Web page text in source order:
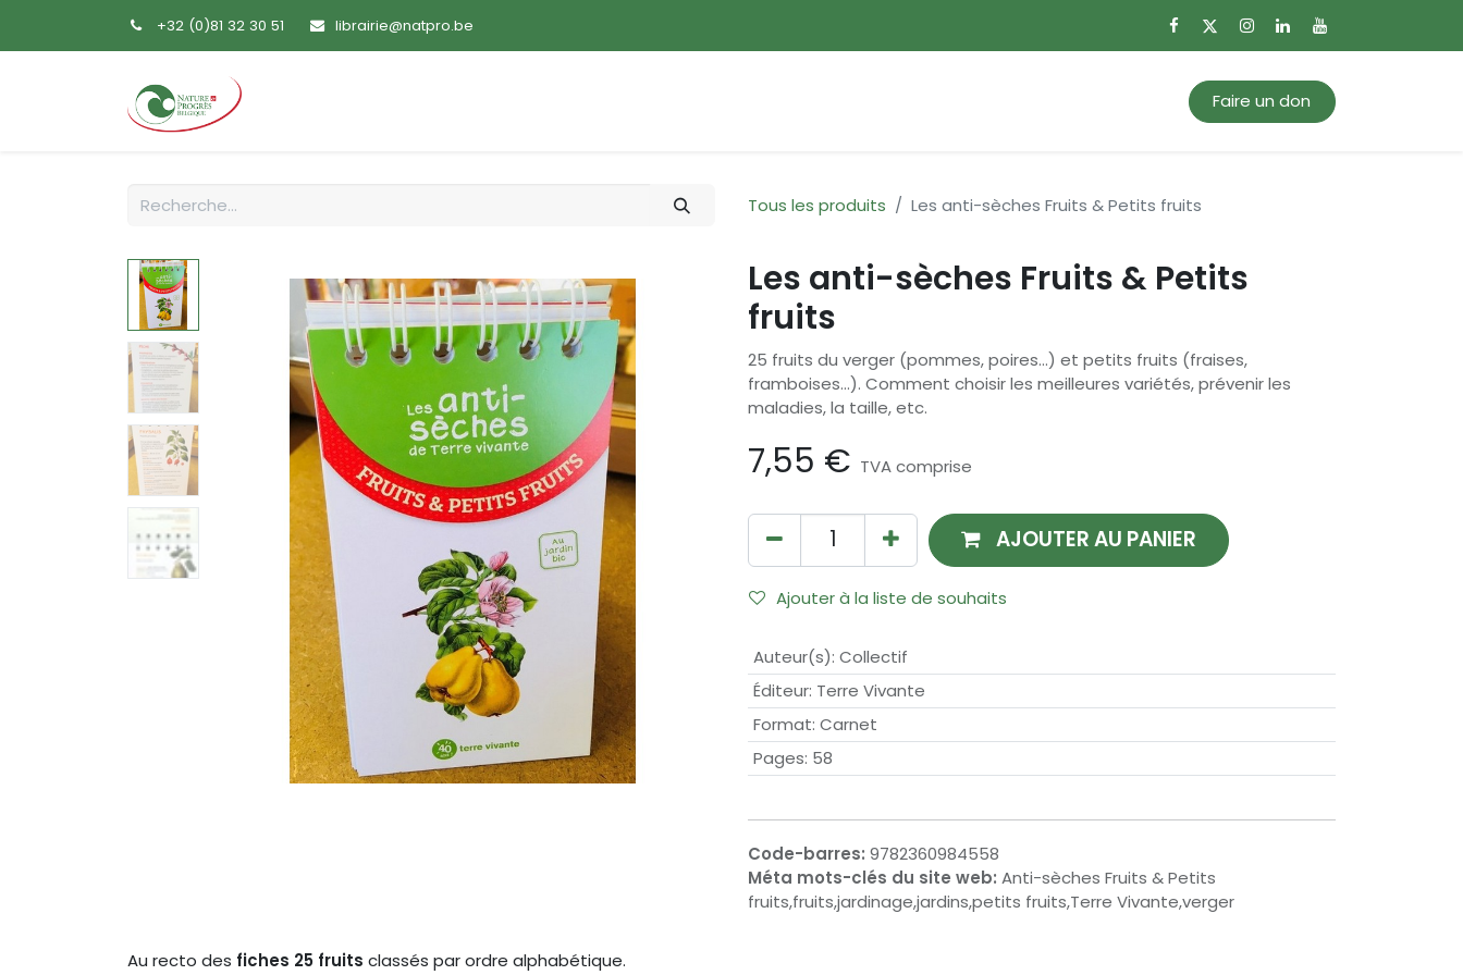
+32 (0)81 32 30 51 librairie@natpro.be
Faire un don
Tous les produits Les anti-sèches Fruits & Petits fruits
Les anti-sèches Fruits & Petits
fruits
25 fruits du verger (pommes, poires...) et petits fruits (fraises,
framboises...). Comment choisir les meilleures variétés, prévenir les
maladies, la taille, etc.
7,55 € TVA comprise
AJOUTER AU PANIER
Ajouter à la liste de souhaits
Auteur(s): Collectif
Éditeur: Terre Vivante
Format: Carnet
Pages: 58
Code-barres: 9782360984558
Méta mots-clés du site web: Anti-sèches Fruits & Petits
fruits,fruits,jardinage,jardins,petits fruits,Terre Vivante,verger
Au recto des fiches 25 fruits classés par ordre alphabétique.